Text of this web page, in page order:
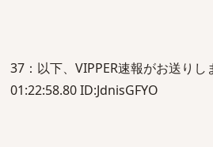
37：以下、VIPPER速報がお送り
01:22:58.80 ID:JdnisGFYO